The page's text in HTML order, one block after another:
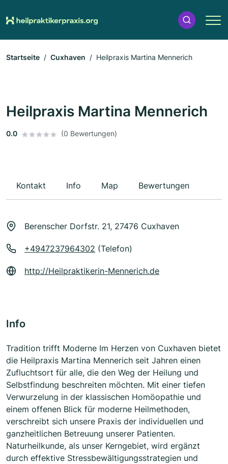
Startseite Cuxhaven Heilpraxis Martina Mennerich
Heilpraxis Martina Mennerich
0.0 (0 Bewertungen)
Kontakt Info Map Bewertungen
Berenscher Dorfstr. 21, 27476 Cuxhaven
+4947237964302 (Telefon)
http://Heilpraktikerin-Mennerich.de
Info
Tradition trifft Moderne Im Herzen von Cuxhaven bietet
die Heilpraxis Martina Mennerich seit Jahren einen
Zufluchtsort für alle, die den Weg der Heilung und
Selbstfindung beschreiten möchten. Mit einer tiefen
Verwurzelung in der klassischen Homöopathie und
einem offenen Blick für moderne Heilmethoden,
verschreibt sich unsere Praxis der individuellen und
ganzheitlichen Betreuung unserer Patienten.
Naturheilkunde, als unser Kerngebiet, wird ergänzt
durch effektive Stressbewältigungsstrategien und